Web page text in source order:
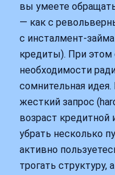
вы умеете
— как с
с инсталмент-
кредиты). При
необходимости
сомнительная
жесткий запрос
возраст
убрать несколько
активно
трогать структуру,